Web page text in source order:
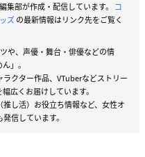
集部が作成・配信しています。 コ
ズの最新情報はリンク先をご覧く
や、声優・舞台・俳優などの情
」。
クター作品、VTuberなどストリー
広くお届けしています。
し活）お役立ち情報など、女性オ
信しています。